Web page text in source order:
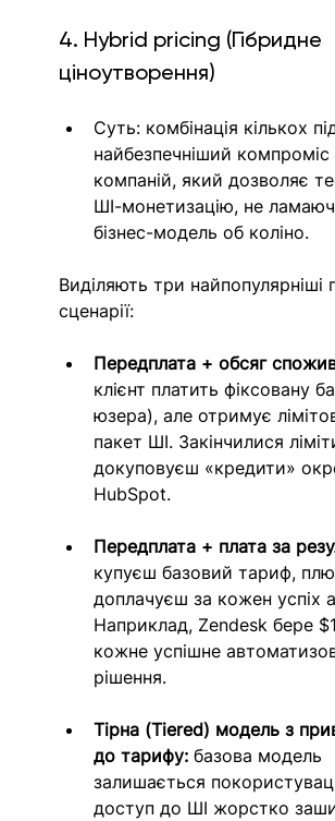
4. Hybrid pricing (Гібридне
ціноутворення)
Суть: комбінація кількох
найбезпечніший
компаній, який дозволяє
ШІ-монетизацію, не
бізнес-модель об коліно.
Виділяють три найпопулярніші
сценарії:
Передплата + обсяг
клієнт платить фіксовану
юзера), але отримує
пакет ШІ. Закінчилися
докуповуєш «кредити»
HubSpot.
Передплата + плата за
купуєш базовий тариф,
доплачуєш за кожен успіх
Наприклад, Zendesk бере
кожне успішне
рішення.
Тірна (Tiered) модель з
до тарифу: базова модель
залишається
доступ до ШІ жорстко